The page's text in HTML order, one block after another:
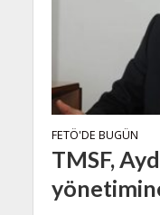
FETÖ'DE BUGÜN
TMSF,